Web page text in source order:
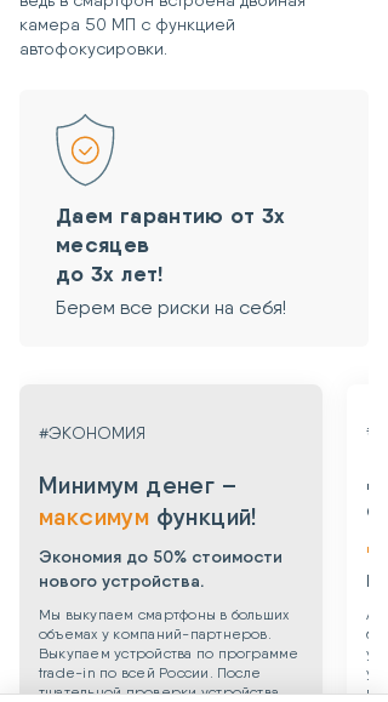
камера 50 МП с функцией
автофокусировки.
Даем гарантию от 3х
месяцев
до 3х лет!
Берем все риски на себя!
#ЭКОНОМИЯ
Минимум денег –
максимум функций!
Экономия до 50% стоимости
нового устройства.
Мы выкупаем смартфоны в больших
объемах у компаний-партнеров.
Выкупаем устройства по программе
trade-in по всей России. После
тщательной проверки устройства